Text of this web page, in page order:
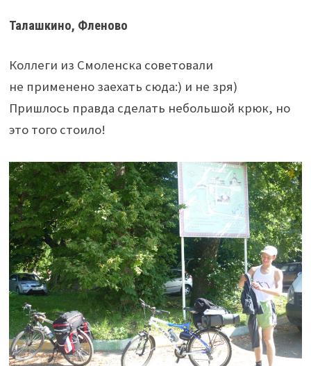
Талашкино, Фленово
Коллеги из Смоленска советовали
не применено заехать сюда:) и не зря)
Пришлось правда сделать небольшой крюк, но
это того стоило!